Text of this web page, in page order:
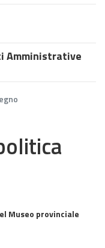
Amministrative
Museo provinciale